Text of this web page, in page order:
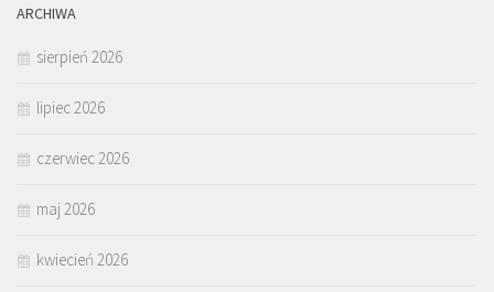
ARCHIWA
sierpień 2026
lipiec 2026
czerwiec 2026
maj 2026
kwiecień 2026